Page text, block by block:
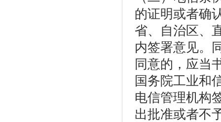
的证明或者确
省、自治区、
内签署意见。
同意的，应当
国务院工业和
电信管理机构
出批准或者不